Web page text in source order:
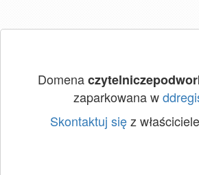
Domena
zaparkowana w
Skontaktuj sięz